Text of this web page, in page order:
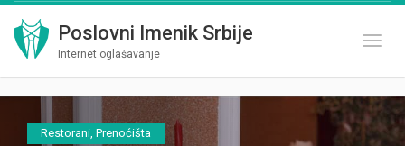
Poslovni Imenik Srbije
Internet oglašavanje
Restorani, Prenoćišta